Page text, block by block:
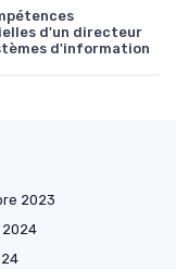
d'un directeur
d'information
2023